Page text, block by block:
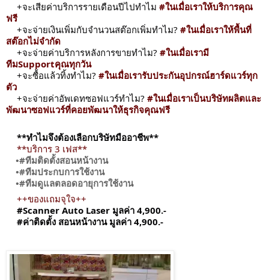
+จะเสียค่าบริการรายเดือนปีไปทำไม #ในเมื่อเราให้บริการคุณ
ฟรี
+จะจ่ายเงินเพิ่มกับจำนวนสต๊อกเพิ่มทำไม? #ในเมื่อเราให้พื้นที่
สต๊อกไม่จำกัด
+จะจ่ายค่าบริการหลังการขายทำไม? #ในเมื่อเรามี
ทีมSupportคุณทุกวัน
+จะซื้อแล้วทิ้งทำไม? #ในเมื่อเรารับประกันอุปกรณ์ฮาร์ดแวร์ทุก
ตัว
+จะจ่ายค่าอัพเดทซอฟแวร์ทำไม? #ในเมื่อเราเป็นบริษัทผลิตและ
พัฒนาซอฟแวร์ที่คอยพัฒนาให้ธุรกิจคุณฟรี
**ทำไมจึงต้องเลือกบริษัทมืออาชีพ**
**บริการ 3 เฟส**
•#ทีมติดตั้งสอนหน้างาน
•#ทีมประกบการใช้งาน
•#ทีมดูแลตลอดอายุการใช้งาน
++ของแถมจุใจ++
#Scanner Auto Laser มูลค่า 4,900.-
#ค่าติดตั้ง สอนหน้างาน มูลค่า 4,900.-